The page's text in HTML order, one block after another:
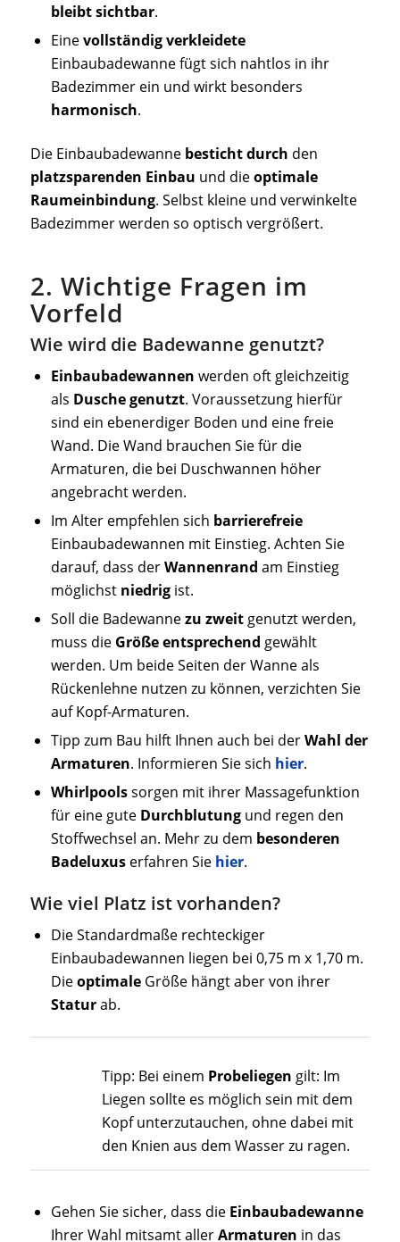
bleibt sichtbar.
Einevollständig verkleidete
Einbaubadewanne fügt sich nahtlos in ihr
Badezimmer ein und wirkt besonders
harmonisch.
Die Einbaubadewanne besticht durch den
platzsparenden Einbau und dieoptimale
Raumeinbindung. Selbst kleine und verwinkelte
Badezimmer werden so optisch vergrößert.
2. Wichtige Fragen im
Vorfeld
Wie wird die Badewanne genutzt?
Einbaubadewannen werden oft gleichzeitig
als Dusche genutzt. Voraussetzung hierfür
sind ein ebenerdiger Boden und eine freie
Wand. Die Wand brauchen Sie für die
Armaturen, die bei Duschwannen höher
angebracht werden.
Im Alter empfehlen sich barrierefreie
Einbaubadewannen mit Einstieg. Achten Sie
darauf, dass derWannenrand am Einstieg
möglichst niedrig ist.
Soll die Badewannezu zweitgenutzt werden,
muss die Größe entsprechend gewählt
werden. Um beide Seiten der Wanne als
Rückenlehne nutzen zu können, verzichten Sie
auf Kopf-Armaturen.
Tipp zum Bau hilft Ihnen auch bei derWahl der
Armaturen. Informieren Sie sich hier.
Whirlpoolssorgen mit ihrer Massagefunktion
für eine gute Durchblutungund regen den
Stoffwechsel an. Mehr zu dem besonderen
Badeluxus erfahren Sie hier.
Wie viel Platz ist vorhanden?
Die Standardmaße rechteckiger
Einbaubadewannen liegen bei 0,75 m x 1,70 m.
DieoptimaleGröße hängt aber von ihrer
Staturab.
Tipp: Bei einem Probeliegen gilt: Im
Liegen sollte es möglich sein mit dem
Kopf unterzutauchen, ohne dabei mit
den Knien aus dem Wasser zu ragen.
Gehen Sie sicher, dass die Einbaubadewanne
Ihrer Wahl mitsamt allerArmaturen in das